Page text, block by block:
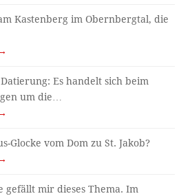
Kastenberg im Obernbergtal, die
Es handelt sich beim
um die…
Glocke vom Dom zu St. Jakob?
gefällt mir dieses Thema. Im